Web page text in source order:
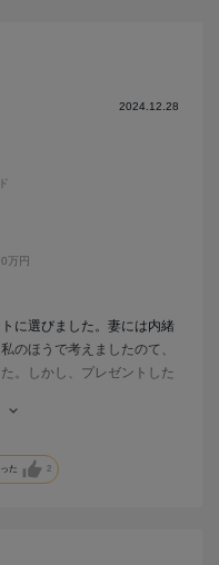
2024.12.28
万円
に選びました。妻には内緒
のほうで考えましたのて、
。しかし、プレゼントした
た 2